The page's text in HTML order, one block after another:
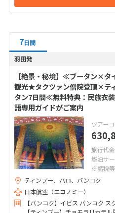
7日間
羽田発
【絶景・秘境】≪ブータン×
観光★タクツァン僧院登頂×テ
タン7日間≪無料特典：民族衣
語専用ガイドがご案内
ツアー
旅行代
燃油サ
※諸税
ティンプー、パロ、バンコク
日本航空（エコノミー）
【バンコク】イビス バンコク ス